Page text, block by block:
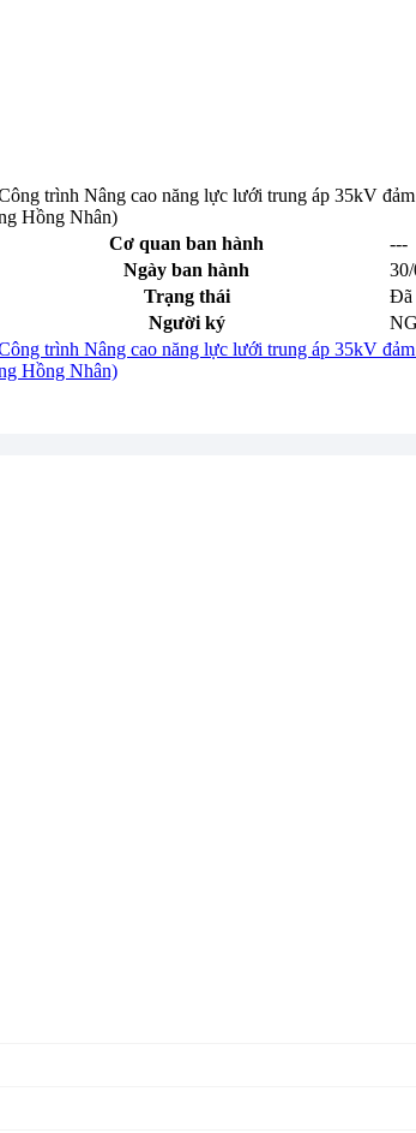
trình Nâng cao năng lực lưới trung áp 35kV đảm
Hồng Nhân)
Cơ quan ban hành
---
Ngày ban hành
Trạng thái
Đã
Người ký
trình Nâng cao năng lực lưới trung áp 35kV đảm
Hồng Nhân)